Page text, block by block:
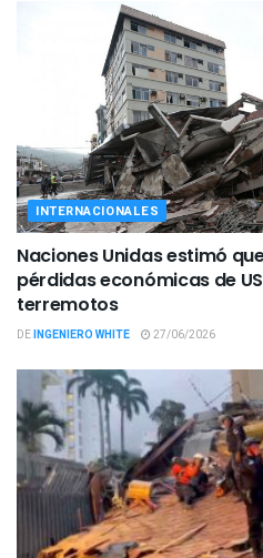
INTERNACIONALES
Naciones Unidas estimó
pérdidas económicas de
terremotos
DEINGENIERO WHITE 27/06/2026